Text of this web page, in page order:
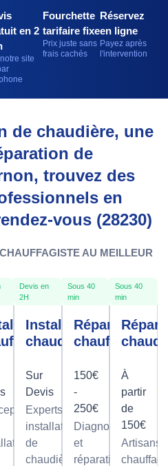
en 2
site
Fourchette
tarifaire fixe
Prix juste sans
frais cachés
Réservez
en ligne
Payez après
l'intervention
de chaudière, une
de
trouvez des
en
vous (28230)
AU MEILLEUR
Devis en
2H
Installation
chaudière
Sur
Devis
Experts en
installation
de
chaudières,
Sous 40
min
Réparation
chauffage
150€
-
250€
Diagnostic
et
réparation
Sous 40
min
À
partir
de
150€
Artisans